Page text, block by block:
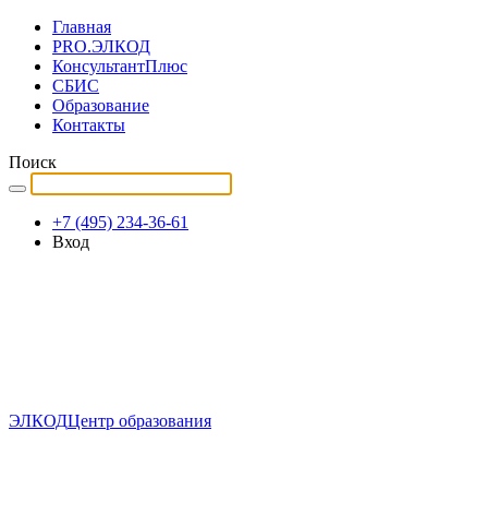
Главная
PRO.ЭЛКОД
КонсультантПлюс
СБИС
Образование
Контакты
Поиск
+7 (495) 234-36-61
Вход
ЭЛКОДЦентр образования